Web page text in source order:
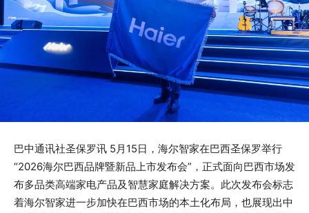
巴中通讯社圣保罗讯 5月15日，海尔智家在巴西圣保罗举行
“2026海尔巴西品牌暨新品上市发布会”，正式面向巴西市场发
布多品类高端家电产品及智慧家庭解决方案。此次发布会标志
着海尔智家进一步加快在巴西市场的本土化布局，也展现出中